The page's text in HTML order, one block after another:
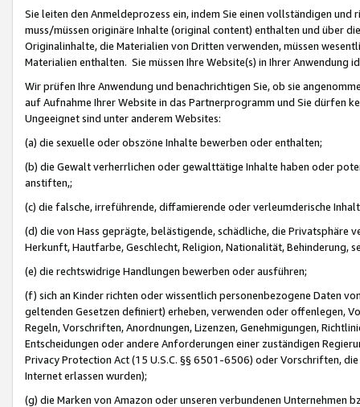
Sie leiten den Anmeldeprozess ein, indem Sie einen vollständigen
muss/müssen originäre Inhalte (original content) enthalten und über
Originalinhalte, die Materialien von Dritten verwenden, müssen
Materialien enthalten. Sie müssen Ihre Website(s) in Ihrer Anwendung
Wir prüfen Ihre Anwendung und benachrichtigen Sie, ob sie
auf Aufnahme Ihrer Website in das Partnerprogramm und Sie dürfen
Ungeeignet sind unter anderem Websites:
(a) die sexuelle oder obszöne Inhalte bewerben oder enthalten;
(b) die Gewalt verherrlichen oder gewalttätige Inhalte haben oder
anstiften,;
(c) die falsche, irreführende, diffamierende oder verleumderische
(d) die von Hass geprägte, belästigende, schädliche, die Privatsphäre
Herkunft, Hautfarbe, Geschlecht, Religion, Nationalität, Behinderung,
(e) die rechtswidrige Handlungen bewerben oder ausführen;
(f) sich an Kinder richten oder wissentlich personenbezogene Daten
geltenden Gesetzen definiert) erheben, verwenden oder offenlegen,
Regeln, Vorschriften, Anordnungen, Lizenzen, Genehmigungen,
Entscheidungen oder andere Anforderungen einer zuständigen
Privacy Protection Act (15 U.S.C. §§ 6501-6506) oder Vorschriften,
Internet erlassen wurden);
(g) die Marken von Amazon oder unseren verbundenen Unternehmen